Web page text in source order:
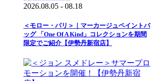
2026.08.05 - 08.18
＜モロー・パリ＞｜マーカージュペイントバ
ッグ 「One Of A Kind」コレクションを期間
限定でご紹介【伊勢丹新宿店】